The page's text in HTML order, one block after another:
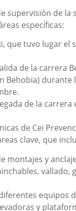
supervisión de la
específicas:
que tuvo lugar el
de la carrera
Behobia) durante
de la carrera
de Cei
clave, que
montajes y
vallado,
equipos
y